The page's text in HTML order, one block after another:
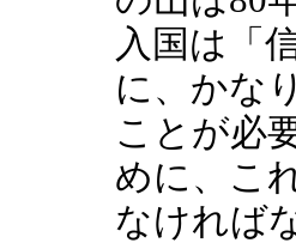
入国は「
に、かな
ことが必
めに、こ
なければ